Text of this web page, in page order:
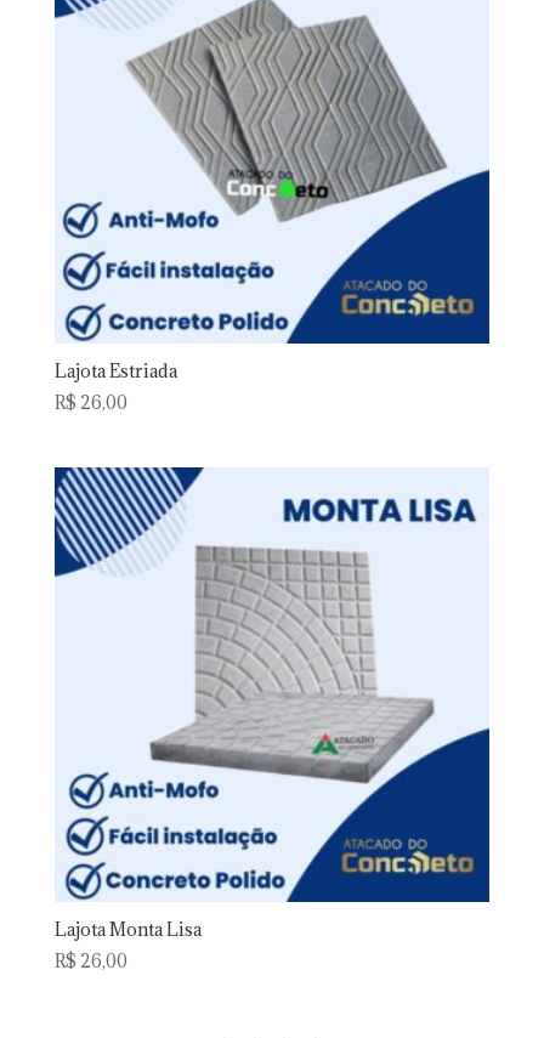
Lajota Estriada
R$ 26,00
Lajota Monta Lisa
R$ 26,00